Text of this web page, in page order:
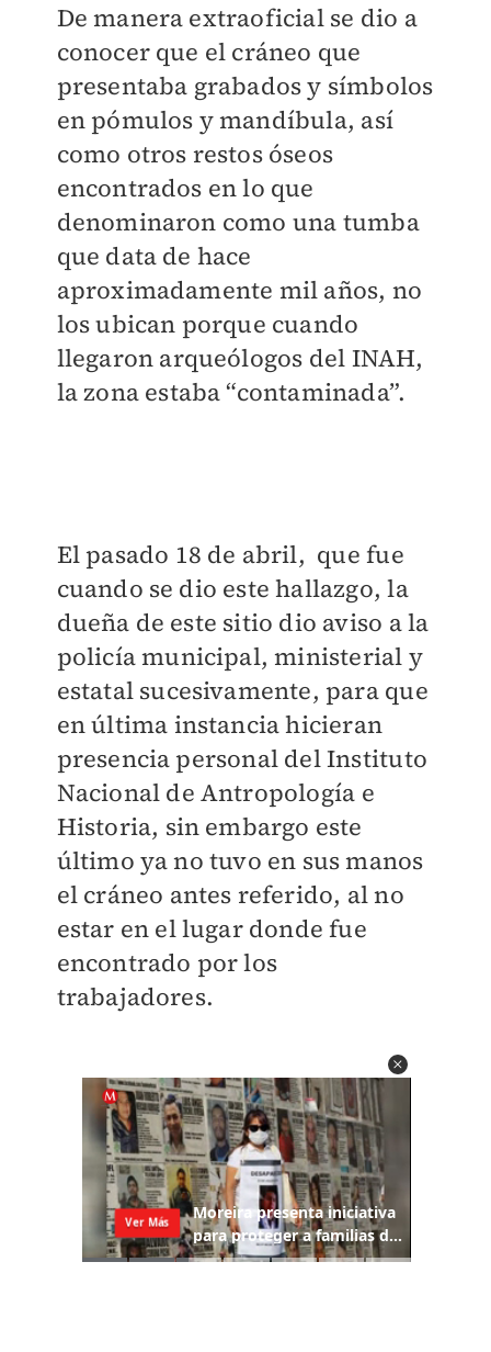
De manera extraoficial se dio a
conocer que el cráneo que
presentaba grabados y símbolos
en pómulos y mandíbula, así
como otros restos óseos
encontrados en lo que
denominaron como una tumba
que data de hace
aproximadamente mil años, no
los ubican porque cuando
llegaron arqueólogos del INAH,
la zona estaba “contaminada”.
El pasado 18 de abril, que fue
cuando se dio este hallazgo, la
dueña de este sitio dio aviso a la
policía municipal, ministerial y
estatal sucesivamente, para que
en última instancia hicieran
presencia personal del Instituto
Nacional de Antropología e
Historia, sin embargo este
último ya no tuvo en sus manos
el cráneo antes referido, al no
estar en el lugar donde fue
encontrado por los
trabajadores.